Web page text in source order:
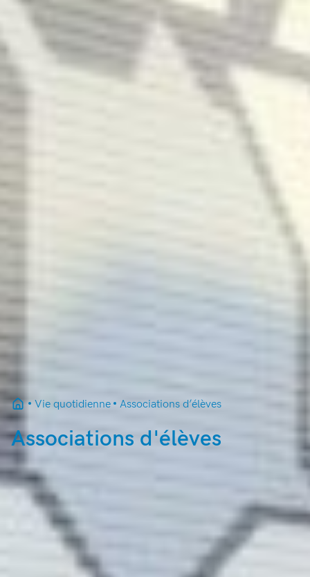
Associations d'élèves
Vie quotidienne Associations d’élèves